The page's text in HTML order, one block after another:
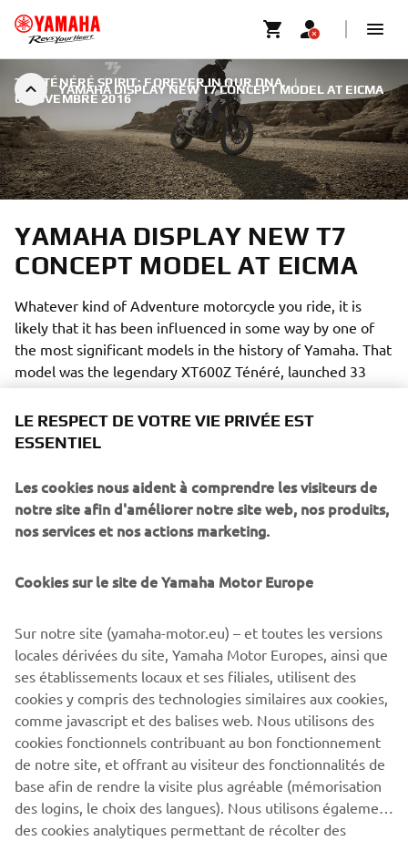
YAMAHA DISPLAY NEW T7 CONCEPT MODEL AT EICMA
THE TÉNÉRÉ SPIRIT: FOREVER IN OUR DNA.
|
6 NOVEMBRE 2016
YAMAHA DISPLAY NEW T7
CONCEPT MODEL AT EICMA
Whatever kind of Adventure motorcycle you ride, it is
likely that it has been influenced in some way by one of
the most significant models in the history of Yamaha. That
model was the legendary XT600Z Ténéré, launched 33
years ago at the Paris Show.
New Yamaha T7 Concept: An expression of know-how
and passion
gone away, and is forever in the company’s DNA.
enjoying motorcycle riding for Yamaha– offering feelings
of utter freedom and discovery, traveling to stunning
places even when there are no roads to get there. Now
Yamaha are about to give the world a glimpse of the
future with the unveiling of the T7 Concept at EICMA.
LE RESPECT DE VOTRE VIE PRIVÉE EST
ESSENTIEL
Les cookies nous aident à comprendre les visiteurs de
notre site afin d'améliorer notre site web, nos produits,
nos services et nos actions marketing.
Cookies sur le site de Yamaha Motor Europe
Sur notre site (yamaha-motor.eu) – et toutes les versions
locales dérivées du site, Yamaha Motor Europes, ainsi que
ses établissements locaux et ses filiales, utilisent des
cookies y compris des technologies similaires aux cookies,
comme javascript et des balises web. Nous utilisons des
cookies fonctionnels contribuant au bon fonctionnement
de notre site, et offrant au visiteur des fonctionnalités de
base afin de rendre la visite plus agréable (mémorisation
des logins, le choix des langues). Nous utilisons également
des cookies analytiques permettant de récolter des